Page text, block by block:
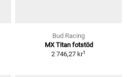
Bud Racing
MX Titan fotstöd
2 746,27 kr1